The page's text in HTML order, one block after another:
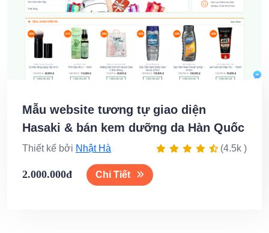
Mẫu website tương tự giao diện
Hasaki & bán kem dưỡng da Hàn Quốc
Thiết kế bởi Nhật Hà (4.5k )
2.000.000đ Chi Tiết